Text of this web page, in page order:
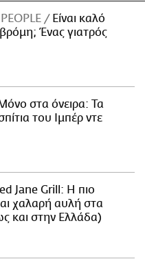
Είναι καλό
Ένας γιατρός
στα όνειρα: Τα
του Ιμπέρ ντε
Jane Grill: Η πιο
χαλαρή αυλή στα
και στην Ελλάδα)